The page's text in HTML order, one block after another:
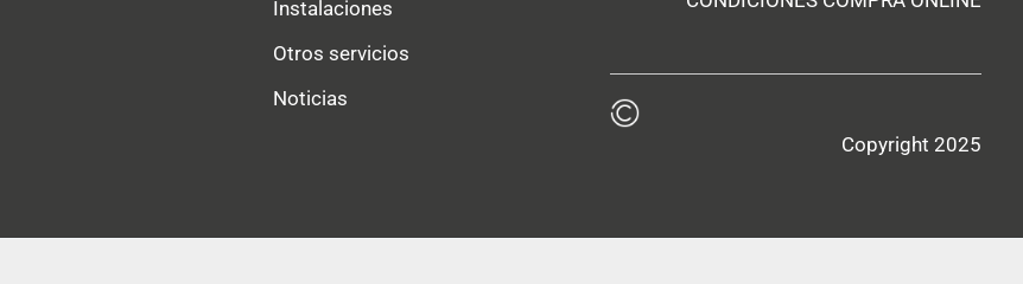
Instalaciones
Otros servicios
Noticias
Copyright 2025